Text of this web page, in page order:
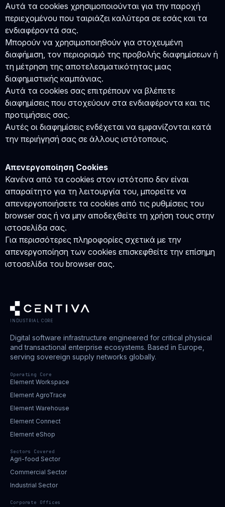
Αυτά τα cookies χρησιμοποιούνται για την παροχή
περιεχομένου που ταιριάζει καλύτερα σε εσάς και τα
ενδιαφέροντά σας.
Μπορούν να χρησιμοποιηθούν για στοχευμένη
διαφήμιση, τον περιορισμό της προβολής διαφημίσεων ή
τη μέτρηση της αποτελεσματικότητας μιας
διαφημιστικής καμπάνιας.
Αυτά τα cookies σας επιτρέπουν να βλέπετε
διαφημίσεις που στοχεύουν στα ενδιαφέροντα και τις
προτιμήσεις σας.
Αυτές οι διαφημίσεις ενδέχεται να εμφανίζονται κατά
την περιήγησή σας σε άλλους ιστότοπους.
Απενεργοποίηση Cookies
Κανένα από τα cookies στον ιστότοπο δεν είναι
απαραίτητο για τη λειτουργία του, μπορείτε να
απενεργοποιήσετε τα cookies από τις ρυθμίσεις του
browser σας ή να μην αποδεχθείτε τη χρήση τους στην
ιστοσελίδα σας.
Για περισσότερες πληροφορίες σχετικά με την
απενεργοποίηση των cookies επισκεφθείτε την επίσημη
ιστοσελίδα του browser σας.
INDUSTRIAL CORE
Digital software infrastructure engineered for critical physical
and transactional enterprise ecosystems. Based in Europe,
serving sovereign supply networks globally.
Operating Core
Element Workspace
Element AgroTrace
Element Warehouse
Element Connect
Element eShop
Sectors Covered
Agri-food Sector
Commercial Sector
Industrial Sector
Corporate Offices